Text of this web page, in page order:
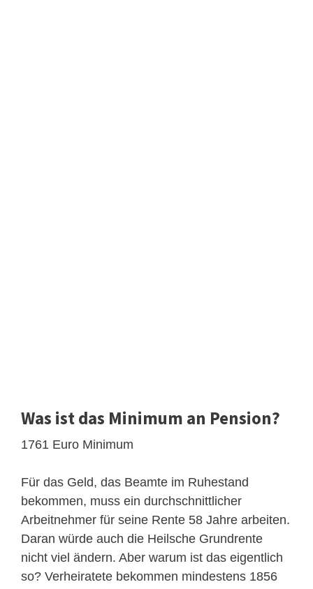
Was ist das Minimum an Pension?
1761 Euro Minimum
Für das Geld, das Beamte im Ruhestand
bekommen, muss ein durchschnittlicher
Arbeitnehmer für seine Rente 58 Jahre arbeiten.
Daran würde auch die Heilsche Grundrente
nicht viel ändern. Aber warum ist das eigentlich
so? Verheiratete bekommen mindestens 1856